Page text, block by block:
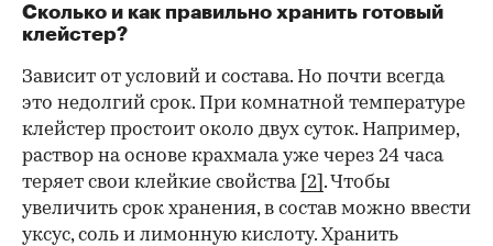
Сколько и как правильно хранить готовый
клейстер?
Зависит от условий и состава. Но почти всегда
это недолгий срок. При комнатной температуре
клейстер простоит около двух суток. Например,
раствор на основе крахмала уже через 24 часа
теряет свои клейкие свойства [2] . Чтобы
увеличить срок хранения, в состав можно ввести
уксус, соль и лимонную кислоту. Хранить